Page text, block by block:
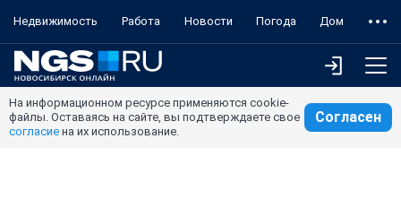
Недвижимость Работа Новости Погода Дом
На информационном ресурсе применяются cookie-
файлы. Оставаясь на сайте, вы подтверждаете свое
согласие на их использование.
Согласен